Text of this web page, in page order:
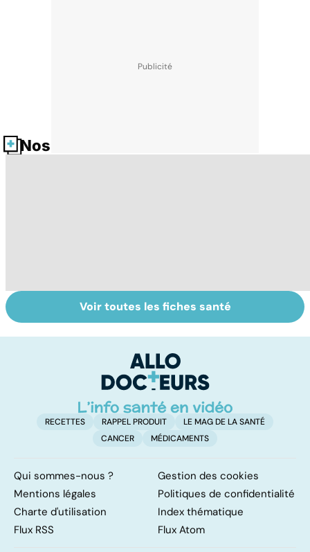
Nos fiches santé
Tout savoir sur
les infections
Inflammation des
amygdales : que
d'angine ?
Voir toutes les fiches santé
RECETTES RAPPEL PRODUIT
LE MAG DE LA SANTÉ
CANCER
MÉDICAMENTS
Qui sommes-nous ?
Gestion des cookies
Mentions légales
Politiques de confidentialité
Charte d'utilisation
Index thématique
Flux RSS
Flux Atom